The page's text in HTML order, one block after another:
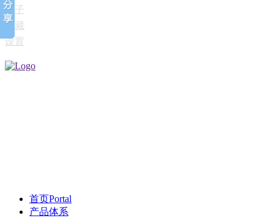
帖子
收藏
设置
首页Portal
产品体系